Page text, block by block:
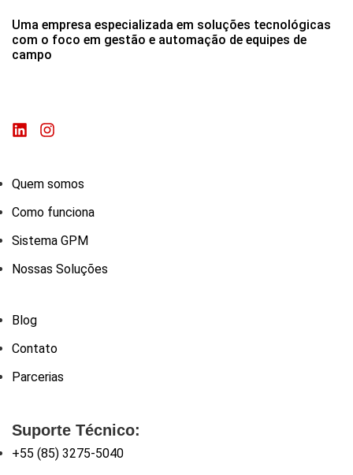
Uma empresa especializada em soluções tecnológicas
com o foco em gestão e automação de equipes de
campo
Quem somos
Como funciona
Sistema GPM
Nossas Soluções
Blog
Contato
Parcerias
Suporte Técnico:
+55 (85) 3275-5040